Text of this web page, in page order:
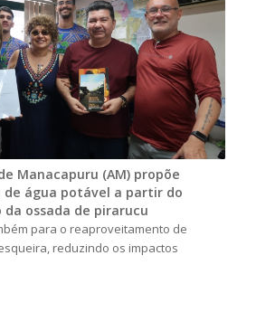
Manacapuru (AM) propõe
água potável a partir do
ossada de pirarucu
para o reaproveitamento de
reduzindo os impactos